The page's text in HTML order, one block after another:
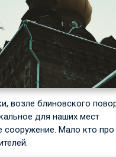
возле блиновского
для наших мест
сооружение. Мало кто про